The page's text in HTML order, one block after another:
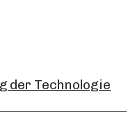
der Technologie